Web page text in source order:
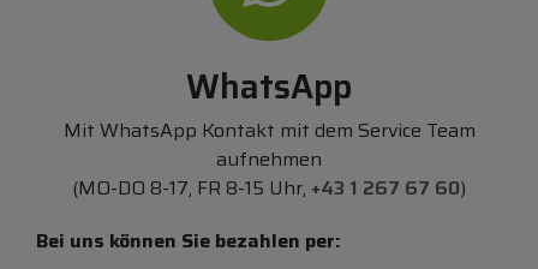
WhatsApp
Mit WhatsApp Kontakt mit dem Service Team
aufnehmen
(MO-DO 8-17, FR 8-15 Uhr, +43 1 267 67 60)
Bei uns können Sie bezahlen per: